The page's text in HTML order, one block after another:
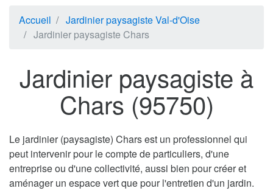
Accueil
Jardinier paysagiste Val-d'Oise
Jardinier paysagiste Chars
Jardinier paysagiste à
Chars (95750)
Le jardinier (paysagiste) Chars est un professionnel qui
peut intervenir pour le compte de particuliers, d'une
entreprise ou d'une collectivité, aussi bien pour créer et
aménager un espace vert que pour l'entretien d'un jardin.